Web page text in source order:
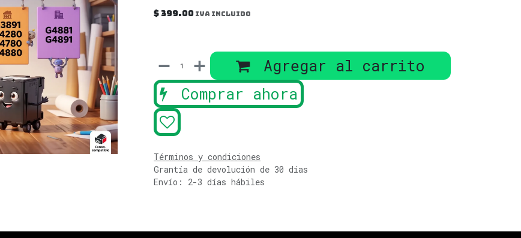
$ 399.00 IVA incluido
Agregar al carrito
Comprar ahora
Términos y condiciones
Grantía de devolución de 30 días
Envío: 2-3 días hábiles